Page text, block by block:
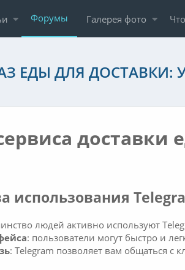
Форумы Галерея фото
ЕДЫ ДЛЯ
доставки
использования
людей активно используют
: пользователи могут быстро и
: Telegram позволяет вам общаться с